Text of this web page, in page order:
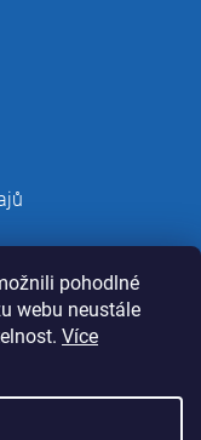
pohodlné
webu neustále
Více